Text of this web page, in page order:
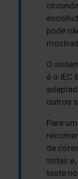
pode
O
é o IEC
outros
Para
de
tintas
teste